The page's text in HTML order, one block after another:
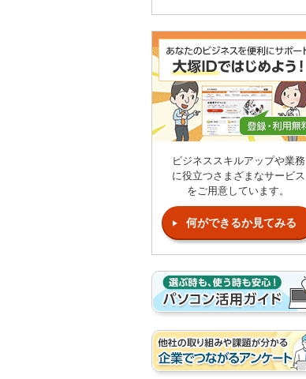
ビジネススキルアップや業務
に役立つさまざまなサービス
をご用意しています。
何ができるか見てみる